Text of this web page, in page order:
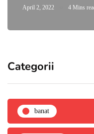
April 2, 2022 4 Mins
Categorii
banat